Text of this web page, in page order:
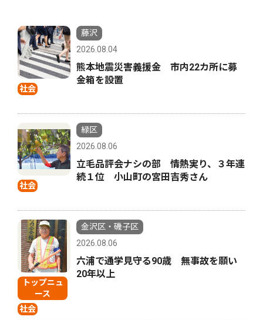
社会
藤沢
2026.08.04
熊本地震災害義援金 市内22カ所に募
金箱を設置
社会
緑区
2026.08.06
立毛品評会ナシの部 情熱実り、３年連
続１位 小山町の宮田吉秀さん
トップニュ
ース
社会
金沢区・磯子区
2026.08.06
六浦で通学見守る90歳 無事故を願い
20年以上